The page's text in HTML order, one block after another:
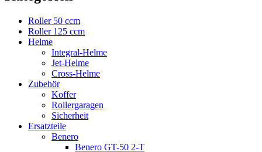
Roller 50 ccm
Roller 125 ccm
Helme
Integral-Helme
Jet-Helme
Cross-Helme
Zubehör
Koffer
Rollergaragen
Sicherheit
Ersatzteile
Benero
Benero GT-50 2-T